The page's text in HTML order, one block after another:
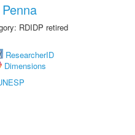
RDIDP retired
ResearcherID
Dimensions